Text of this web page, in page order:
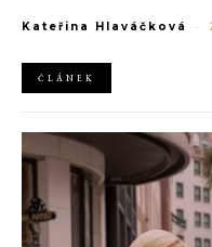
jedné z největších luxusních
Fall 2027.
Kateřina Hlaváčková -
ČLÁNEK